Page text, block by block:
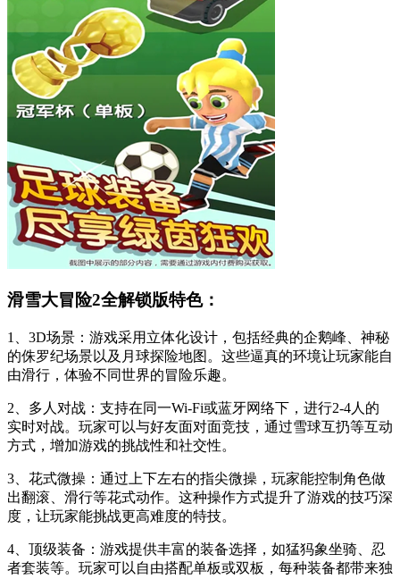
滑雪大冒险2全解锁版特色：
1、3D场景：游戏采用立体化设计，包括经典的企鹅峰、神秘
的侏罗纪场景以及月球探险地图。这些逼真的环境让玩家能自
由滑行，体验不同世界的冒险乐趣。
2、多人对战：支持在同一Wi-Fi或蓝牙网络下，进行2-4人的
实时对战。玩家可以与好友面对面竞技，通过雪球互扔等互动
方式，增加游戏的挑战性和社交性。
3、花式微操：通过上下左右的指尖微操，玩家能控制角色做
出翻滚、滑行等花式动作。这种操作方式提升了游戏的技巧深
度，让玩家能挑战更高难度的特技。
4、顶级装备：游戏提供丰富的装备选择，如猛犸象坐骑、忍
者套装等。玩家可以自由搭配单板或双板，每种装备都带来独